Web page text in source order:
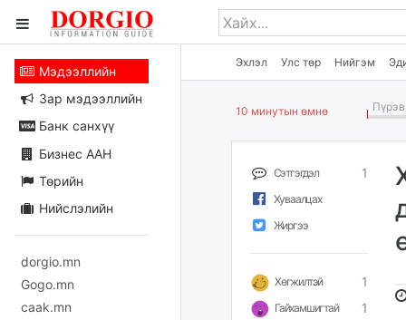
Эхлэл Улс төр Нийгэм
Мэдээллийн
Зар мэдээллийн
Банк санхүү
Бизнес ААН
Төрийн
Нийслэлийн
dorgio.mn
Gogo.mn
caak.mn
10 минутын өмнө Пүрэв
Сэтгэгдэл 1
Хуваалцах
Жиргээ
Хөгжилтэй 1
Гайхамшигтай 1